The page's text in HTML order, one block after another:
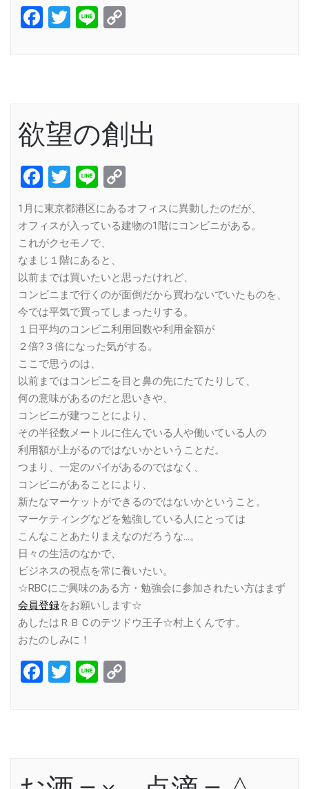
Facebook
Twitter
Line
欲望の創出
Facebook
Twitter
Line
Link
1月に東京都港区にあるオフィスに異動したのだが、
オフィスが入っている建物の1階にコンビニがある。
これがクセモノで、
なまじ１階にあると、
以前までは買いたいと思ったけれど、
コンビニまで行くのが面倒だから買わないでいたものを、
今では平気で買ってしまったりする。
１日平均のコンビニ利用回数や利用金額が
２倍?３倍になった気がする。
ここで思うのは、
以前まではコンビニを目と鼻の先にたてたりして、
何の意味があるのだと思いきや、
コンビニが建つことにより、
その半径数メートルに住んでいる人や働いている人の
利用額が上がるのではないかということだ。
つまり、一定のパイがあるのではなく、
コンビニがあることにより、
新たなマーケットができるのではないかということ。
マーケティングなどを勉強している人にとっては
こんなことあたりまえなのだろうな…。
日々の生活のなかで、
ビジネスの視点を常に養いたい。
☆RBCにご興味のある方・勉強会に参加されたい方はまず
会員登録をお願いします☆
あしたはＲＢＣのテツドウ王子☆村上くんです。
おたのしみに！
Facebook
Twitter
Line